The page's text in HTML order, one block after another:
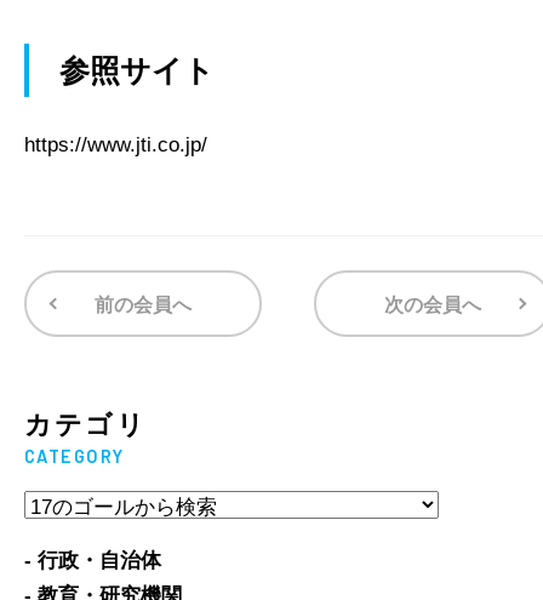
参照サイト
https://www.jti.co.jp/
前の会員へ 次の会員へ
カテゴリ
CATEGORY
- 行政・自治体
- 教育・研究機関